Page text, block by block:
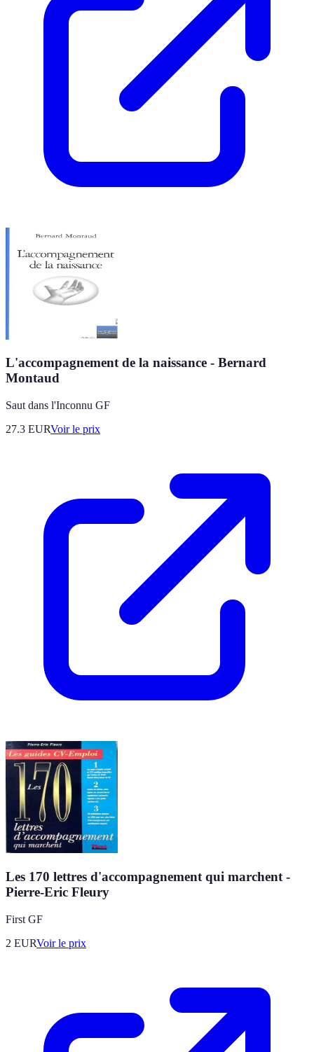
L'accompagnement de la naissance - Bernard
Montaud
Saut dans l'Inconnu GF
27.3 EURVoir le prix
Les 170 lettres d'accompagnement qui marchent -
Pierre-Eric Fleury
First GF
2 EURVoir le prix